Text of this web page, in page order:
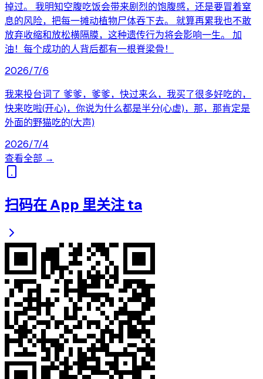
掉过。 我明知空腹吃饭会带来剧烈的饱腹感，还是要冒着窒
息的风险，把每一摊动植物尸体吞下去。 就算再累我也不敢
放弃收缩和放松横隔膜，这种遗传行为将会影响一生。 加
油！每个成功的人背后都有一根脊梁骨！
2026/7/6
我来投台词了 爹爹，爹爹，快过来么，我买了很多好吃的，
快来吃啦(开心)，你说为什么都是半分(心虚)，那，那肯定是
外面的野猫吃的(大声)
2026/7/4
查看全部 →
扫码在 App 里关注 ta